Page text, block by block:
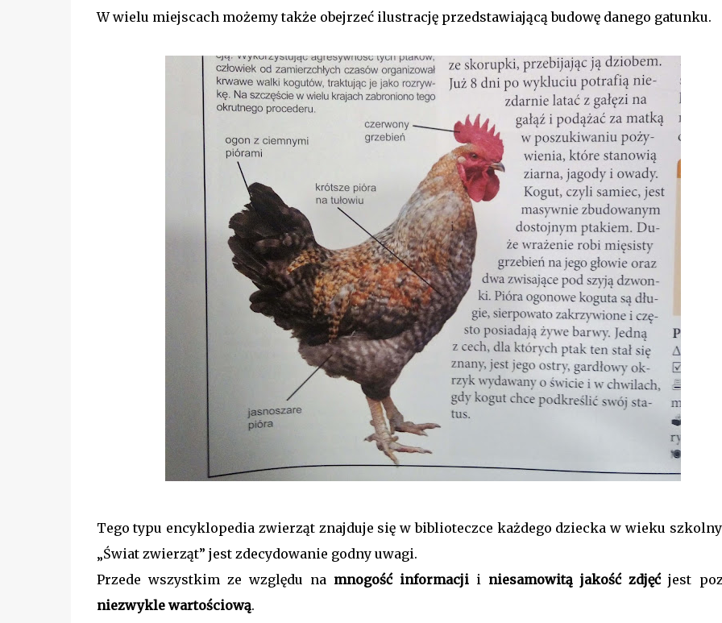
W wielu miejscach możemy także obejrzeć ilustrację przedstawiającą budowę danego gatunku.
Tego typu encyklopedia zwierząt znajduje się w biblioteczce każdego dziecka w wieku
„Świat zwierząt” jest zdecydowanie godny uwagi.
Przede wszystkim ze względu na mnogość informacji i niesamowitą jakość zdjęćjest
niezwykle wartościową.